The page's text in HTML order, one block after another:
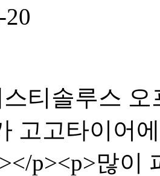
20
티솔루스
고고타이어
p><p>많이